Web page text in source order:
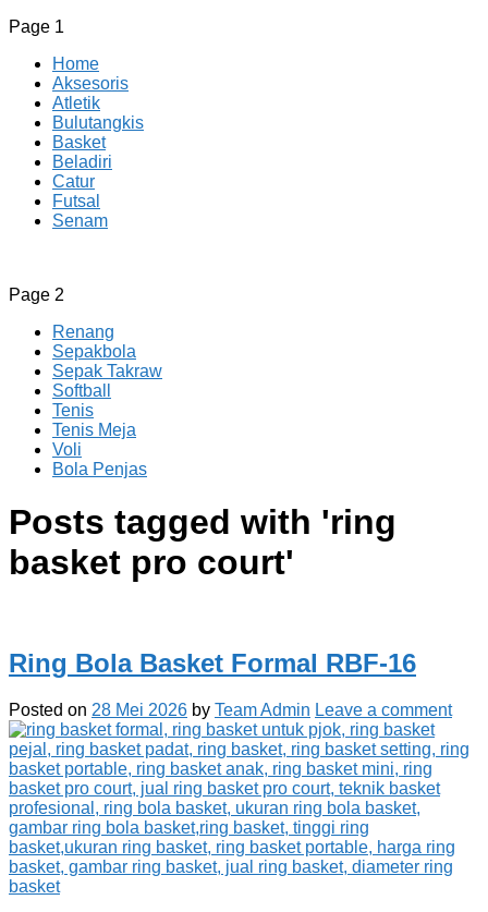
Page 1
Home
Aksesoris
Atletik
Bulutangkis
Basket
Beladiri
Catur
Futsal
Senam
CV JAYA BERSAMA Co Id
Menyediakan Semua Perlengkapan Olahraga Yang
Page 2
Renang
Sepakbola
Sepak Takraw
Softball
Tenis
Tenis Meja
Voli
Bola Penjas
Posts tagged with 'ring
basket pro court'
Ring Bola Basket Formal RBF-16
Posted on 28 Mei 2026 by Team Admin Leave a comment